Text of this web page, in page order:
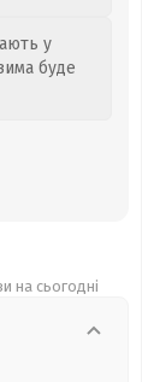
у
буде
на сьогодні